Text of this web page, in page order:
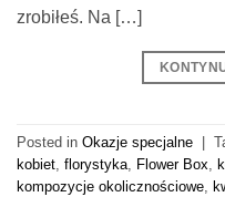
zrobiłeś. Na […]
Posted in Okazje specjalne
kobiet, florystyka, Flower Box,
kompozycje okolicznościowe,